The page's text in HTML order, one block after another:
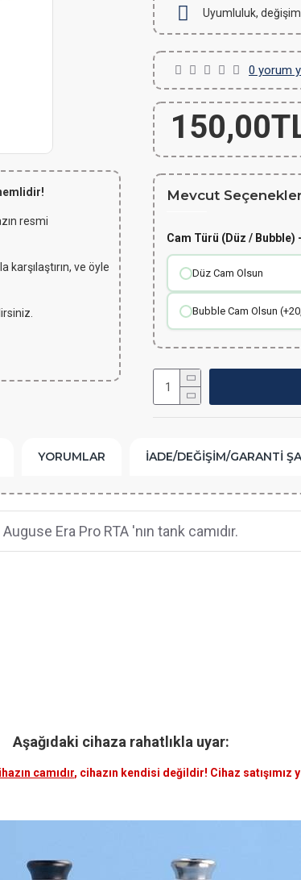
resmi
karşılaştırın, ve öyle
Uyumluluk,
0 yorum
Mevcut
Cam Türü (Düz /
Düz Cam Olsun
Bubble Cam Olsun
YORUMLAR İADE/DEĞIŞIM/GARANTI
Auguse Era Pro RTA 'nın tank camıdır.
Aşağıdaki cihaza rahatlıkla uyar:
camıdır, cihazın kendisi değildir! Cihaz satışımız